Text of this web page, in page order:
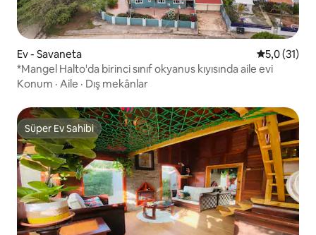
Ev - Savaneta 55,0 (31)
*Mangel Halto'da birinci sınıf okyanus kıyısında aile evi
Konum · Aile · Dış mekânlar
Süper Ev Sahibi
Süper Ev Sahibi